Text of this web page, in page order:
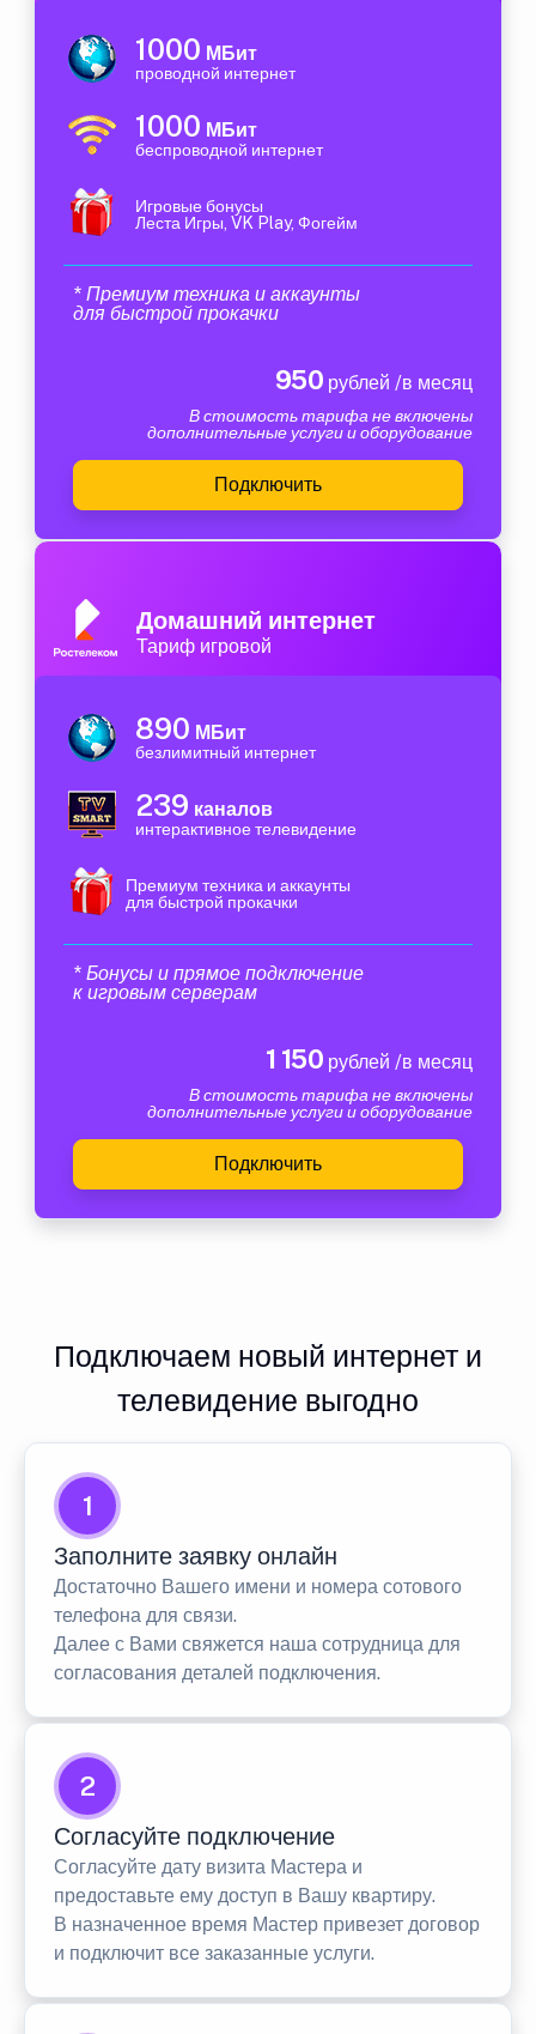
1000 МБит
проводной интернет
1000 МБит
беспроводной интернет
Игровые бонусы
Леста Игры, VK Play, Фогейм
* Премиум техника и аккаунты
для быстрой прокачки
950 рублей /в месяц
В стоимость тарифа не включены
дополнительные услуги и оборудование
Подключить
Домашний интернет
Тариф игровой
890 МБит
безлимитный интернет
239 каналов
интерактивное телевидение
Премиум техника и аккаунты
для быстрой прокачки
* Бонусы и прямое подключение
к игровым серверам
1 150 рублей /в месяц
В стоимость тарифа не включены
дополнительные услуги и оборудование
Подключить
Подключаем новый интернет и
телевидение выгодно
1
Заполните заявку онлайн
Достаточно Вашего имени и номера сотового
телефона для связи.
Далее с Вами свяжется наша сотрудница для
согласования деталей подключения.
2
Согласуйте подключение
Согласуйте дату визита Мастера и
предоставьте ему доступ в Вашу квартиру.
В назначенное время Мастер привезет договор
и подключит все заказанные услуги.